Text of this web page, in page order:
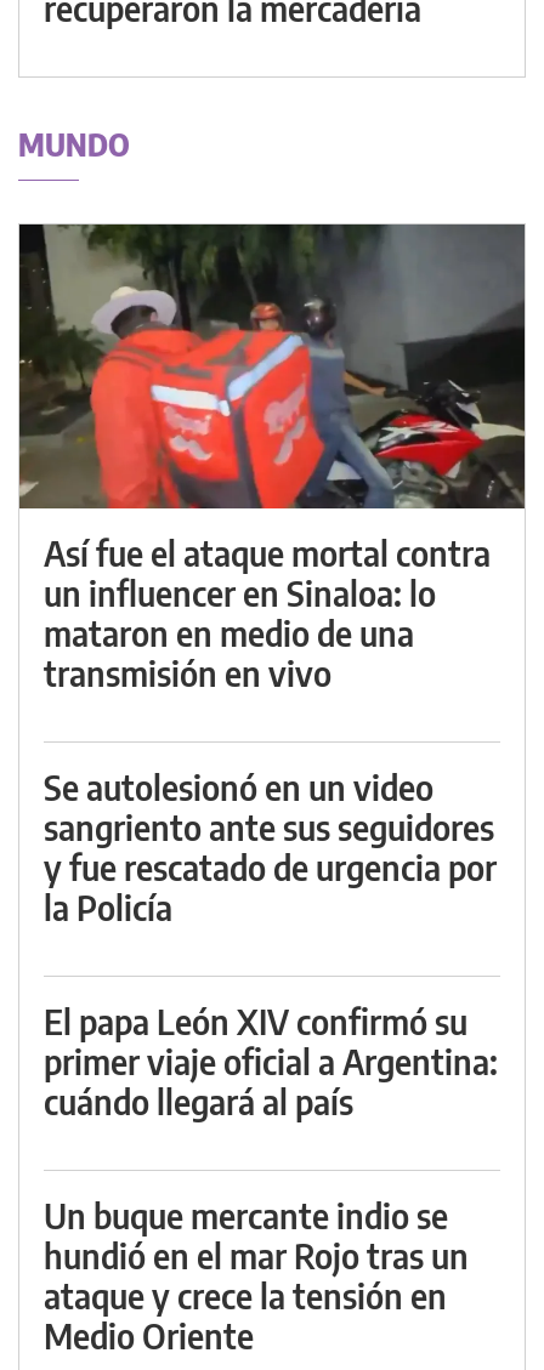
MUNDO
Así fue el ataque mortal contra
un influencer en Sinaloa: lo
mataron en medio de una
transmisión en vivo
Se autolesionó en un video
sangriento ante sus seguidores
y fue rescatado de urgencia por
la Policía
El papa León XIV confirmó su
primer viaje oficial a Argentina:
cuándo llegará al país
Un buque mercante indio se
hundió en el mar Rojo tras un
ataque y crece la tensión en
Medio Oriente